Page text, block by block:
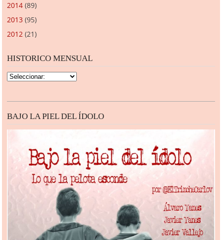
2014 (89)
2013 (95)
2012 (21)
HISTORICO MENSUAL
BAJO LA PIEL DEL ÍDOLO